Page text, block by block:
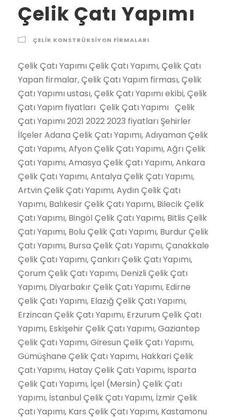
Çelik Çatı Yapımı
ÇELIK KONSTRÜKSIYON FIRMALARI
Çelik Çatı Yapımı Çelik Çatı Yapımı, Çelik Çatı Yapan firmalar, Çelik Çatı Yapım firması, Çelik Çatı Yapımı ustası, Çelik Çatı Yapımı ekibi, Çelik Çatı Yapım fiyatları Çelik Çatı Yapımı Çelik Çatı Yapımı 2021 2022 2023 fiyatları Şehirler İlçeler Adana Çelik Çatı Yapımı, Adıyaman Çelik Çatı Yapımı, Afyon Çelik Çatı Yapımı, Ağrı Çelik Çatı Yapımı, Amasya Çelik Çatı Yapımı, Ankara Çelik Çatı Yapımı, Antalya Çelik Çatı Yapımı, Artvin Çelik Çatı Yapımı, Aydın Çelik Çatı Yapımı, Balıkesir Çelik Çatı Yapımı, Bilecik Çelik Çatı Yapımı, Bingöl Çelik Çatı Yapımı, Bitlis Çelik Çatı Yapımı, Bolu Çelik Çatı Yapımı, Burdur Çelik Çatı Yapımı, Bursa Çelik Çatı Yapımı, Çanakkale Çelik Çatı Yapımı, Çankırı Çelik Çatı Yapımı, Çorum Çelik Çatı Yapımı, Denizli Çelik Çatı Yapımı, Diyarbakır Çelik Çatı Yapımı, Edirne Çelik Çatı Yapımı, Elazığ Çelik Çatı Yapımı, Erzincan Çelik Çatı Yapımı, Erzurum Çelik Çatı Yapımı, Eskişehir Çelik Çatı Yapımı, Gaziantep Çelik Çatı Yapımı, Giresun Çelik Çatı Yapımı, Gümüşhane Çelik Çatı Yapımı, Hakkari Çelik Çatı Yapımı, Hatay Çelik Çatı Yapımı, Isparta Çelik Çatı Yapımı, İçel (Mersin) Çelik Çatı Yapımı, İstanbul Çelik Çatı Yapımı, İzmir Çelik Çatı Yapımı, Kars Çelik Çatı Yapımı, Kastamonu Çelik Çatı Yapımı, Kayseri Çelik Çatı Yapımı, Kırklareli Çelik Çatı Yapımı, Kırşehir Çelik Çatı Yapımı, Kocaeli Çelik Çatı Yapımı, Konya Çelik Çatı Yapımı, Kütahya Çelik Çatı Yapımı, Malatya Çelik Çatı Yapımı, Manisa Çelik Çatı Yapımı, K.maraş Çelik Çatı Yapımı, Mardin Çelik Çatı Yapımı, Muğla Çelik Çatı Yapımı, Muş Çelik Çatı Yapımı, Nevşehir Çelik Çatı Yapımı, Niğde Çelik Çatı Yapımı, Ordu Çelik Çatı Yapımı, Rize Çelik Çatı Yapımı, Sakarya Çelik Çatı Yapımı, Samsun Çelik Çatı Yapımı, Siirt Çelik Çatı Yapımı, Sinop Çelik Çatı Yapımı, Sivas Çelik Çatı Yapımı, Tekirdağ Çelik Çatı Yapımı, Tokat Çelik Çatı Yapımı, Trabzon Çelik Çatı Yapımı, Tunceli Çelik Çatı Yapımı, Şanlıurfa Çelik Çatı Yapımı, Uşak Çelik Çatı Yapımı, Van Çelik Çatı Yapımı, Yozgat Çelik Çatı Yapımı, Zonguldak Çelik Çatı Yapımı, Aksaray Çelik Çatı Yapımı, Bayburt Çelik Çatı Yapımı, Karaman Çelik Çatı Yapımı, Kırıkkale Çelik Çatı Yapımı, Batman Çelik Çatı Yapımı, Şırnak Çelik Çatı Yapımı, Bartın Çelik Çatı Yapımı, Ardahan Çelik Çatı Yapımı, Iğdır Çelik Çatı Yapımı, Yalova Çelik Çatı Yapımı, Karabük Çelik Çatı Yapımı, Kilis Çelik Çatı Yapımı, Osmaniye Çelik Çatı Yapımı,Düzce Çelik Çatı Yapımı, İbradı Çelik Çatı Yapımı, Kaş Çelik Çatı Yapımı, Kemer / Antalya Çelik Çatı Yapımı, Kepez Çelik Çatı Yapımı, Konyaaltı Çelik Çatı Yapımı, Korkuteli Çelik Çatı Yapımı, Gündoğmuş Çelik Çatı Yapımı, Alpu Çelik Çatı Yapımı, Beylikova Çelik Çatı Yapımı, Çifteler Çelik Çatı Yapımı, Günyüzü Çelik Çatı Yapımı, Han Çelik Çatı Yapımı, İnönü Çelik Çatı Yapımı, Mahmudiye Çelik Çatı Yapımı, Mihalgazi Çelik Çatı Yapımı, Mihalıççık Çelik Çatı Yapımı, Odunpazarı Çelik Çatı Yapımı, Sarıcakaya Çelik Çatı Yapımı, Seyitgazi Çelik Çatı Yapımı, Sivrihisar Çelik Çatı Yapımı, Tepebaşı Çelik Çatı Yapımı, Araban Çelik Çatı Yapımı, İslahiye Çelik Çatı Yapımı, Karkamış Çelik Çatı Yapımı, Nizip Çelik Çatı Yapımı, Nurdağı Çelik Çatı Yapımı, Oğuzeli Çelik Çatı Yapımı, Şahinbey Çelik Çatı Yapımı, Şehitkamil Çelik Çatı Yapımı, Yavuzeli Çelik Çatı Yapımı, Alucra Çelik Çatı Yapımı, Bulancak Çelik Çatı Yapımı, Çamoluk Çelik Çatı Yapımı, Çanakçı Çelik Çatı Yapımı, Dereli Çelik Çatı Yapımı, Doğankent Çelik Çatı Yapımı, Espiye Çelik Çatı Yapımı, Eynesil Çelik Çatı Yapımı, Giresun Merkez Çelik Çatı Yapımı, Görele Çelik Çatı Yapımı, Güce Çelik Çatı Yapımı, Keşap Çelik Çatı Yapımı, Piraziz Çelik Çatı Yapımı, Şebinkarahisar Çelik Çatı Yapımı, Tirebolu Çelik Çatı Yapımı, Yağlıdere Çelik Çatı Yapımı, Gümüşhane Merkez Çelik Çatı Yapımı, Kelkit Çelik Çatı Yapımı, Köse Çelik Çatı Yapımı, Kürtün Çelik Çatı Yapımı, Şiran Çelik Çatı Yapımı, Torul Çelik Çatı Yapımı, Çukurca Çelik Çatı Yapımı, Hakkari Merkez Çelik Çatı Yapımı, Şemdinli Çelik Çatı Yapımı, Yüksekova Çelik Çatı Yapımı, Altınözü Çelik Çatı Yapımı, Belen Çelik Çatı Yapımı, Dörtyol Çelik Çatı Yapımı, Erzin Çelik Çatı Yapımı, Hassa Çelik Çatı Yapımı, Hatay Merkez Çelik Çatı Yapımı, İskenderun Çelik Çatı Yapımı, Kırıkhan Çelik Çatı Yapımı, Kumlu Çelik Çatı Yapımı, Reyhanlı Çelik Çatı Yapımı, Samandağ Çelik Çatı Yapımı, Yayladağı Çelik Çatı Yapımı, Aksu / Isparta Çelik Çatı Yapımı, Atabey Çelik Çatı Yapımı, Eğirdir Çelik Çatı Yapımı, Gelendost Çelik Çatı Yapımı, Gönen / Isparta Çelik Çatı Yapımı, Isparta Merkez Çelik Çatı Yapımı, Keçiborlu Çelik Çatı Yapımı, Senirkent Çelik Çatı Yapımı, Sütçüler Çelik Çatı Yapımı, Şarkikaraağaç Çelik Çatı Yapımı, Uluborlu Çelik Çatı Yapımı, Yalvaç Çelik Çatı Yapımı, Yenişarbademli Çelik Çatı Yapımı, Akdeniz Çelik Çatı Yapımı, Anamur Çelik Çatı Yapımı, Aydıncık / Mersin Çelik Çatı Yapımı, Bafra Çelik Çatı Yapımı, Canik Çelik Çatı Yapımı, Çarşamba Çelik Çatı Yapımı, Havza Çelik Çatı Yapımı, İlkadım Çelik Çatı Yapımı, Kavak Çelik Çatı Yapımı, Ladik Çelik Çatı Yapımı, Ondokuzmayıs Çelik Çatı Yapımı, Salıpazarı Çelik Çatı Yapımı, Tekkeköy Çelik Çatı Yapımı, Terme Çelik Çatı Yapımı, Vezirköprü Çelik Çatı Yapımı, Yakakent Çelik Çatı Yapımı, Aydınlar Çelik Çatı Yapımı, Baykan Çelik Çatı Yapımı, Eruh Çelik Çatı Yapımı, Kurtalan Çelik Çatı Yapımı, Pervari Çelik Çatı Yapımı, Siirt Merkez Çelik Çatı Yapımı, Şirvan Çelik Çatı Yapımı, Ayancık Çelik Çatı Yapımı, Boyabat Çelik Çatı Yapımı, Dikmen Çelik Çatı Yapımı, Durağan Çelik Çatı Yapımı, Erfelek Çelik Çatı Yapımı, Gerze Çelik Çatı Yapımı, Saraydüzü Çelik Çatı Yapımı, Sinop Merkez Çelik Çatı Yapımı, Türkeli Çelik Çatı Yapımı, Akıncılar Çelik Çatı Yapımı, Altınyayla / Sivas Çelik Çatı Yapımı, Divriği Çelik Çatı Yapımı, Doğanşar Çelik Çatı Yapımı, Gemerek Çelik Çatı Yapımı, Gölova Çelik Çatı Yapımı, Gürün Çelik Çatı Yapımı, Hafik Çelik Çatı Yapımı, İmranlı Çelik Çatı Yapımı, Kangal Çelik Çatı Yapımı, Koyulhisar Çelik Çatı Yapımı, Sivas Merkez Çelik Çatı Yapımı, Suşehri Çelik Çatı Yapımı, Şarkışla Çelik Çatı Yapımı, Ulaş Çelik Çatı Yapımı, Yıldızeli Çelik Çatı Yapımı, Zara Çelik Çatı Yapımı, Çerkezköy Çelik Çatı Yapımı, Çorlu Çelik Çatı Yapımı, Hayrabolu Çelik Çatı Yapımı, Malkara Çelik Çatı Yapımı, Marmaraereğlisi Çelik Çatı Yapımı, Muratlı Çelik Çatı Yapımı, Saray / Tekirdağ Çelik Çatı Yapımı, Şarköy Çelik Çatı Yapımı, Tekirdağ Merkez Çelik Çatı Yapımı, Almus Çelik Çatı Yapımı, Artova Çelik Çatı Yapımı, Başçiftlik Çelik Çatı Yapımı, Erbaa Çelik Çatı Yapımı, Niksar Çelik Çatı Yapımı, Pazar / Tokat Çelik Çatı Yapımı, Reşadiye Çelik Çatı Yapımı, Sulusaray Çelik Çatı Yapımı, Tokat Merkez Çelik Çatı Yapımı, Turhal Çelik Çatı Yapımı, Siyahyurt / Tokat Çelik Çatı Yapımı, Zile Çelik Çatı Yapımı, Akçaabat Çelik Çatı Yapımı, Araklı Çelik Çatı Yapımı, Arsin Çelik Çatı Yapımı, Beşikdüzü Çelik Çatı Yapımı, Çarşıbaşı Çelik Çatı Yapımı, Çaykara Çelik Çatı Yapımı, Dernekpazarı Çelik Çatı Yapımı, Düzköy Çelik Çatı Yapımı, Hayrat Çelik Çatı Yapımı, Köprübaşı / Trabzon Çelik Çatı Yapımı, Maçka Çelik Çatı Yapımı, Of Çelik Çatı Yapımı, Sürmene Çelik Çatı Yapımı, Şalpazarı Çelik Çatı Yapımı, Tonya Çelik Çatı Yapımı, Trabzon Merkez Çelik Çatı Yapımı, Vakfıkebir Çelik Çatı Yapımı, Yomra Çelik Çatı Yapımı, Çemişgezek Çelik Çatı Yapımı, Hozat Çelik Çatı Yapımı, Mazgirt Çelik Çatı Yapımı, Nazımiye Çelik Çatı Yapımı, Ovacık / Tunceli Çelik Çatı Yapımı, Pertek Çelik Çatı Yapımı, Pülümür Çelik Çatı Yapımı, Tunceli Merkez Çelik Çatı Yapımı, Akçakale Çelik Çatı Yapımı, Birecik Çelik Çatı Yapımı, Bozova Çelik Çatı Yapımı, Ceylanpınar Çelik Çatı Yapımı, Halfeti Çelik Çatı Yapımı, Harran Çelik Çatı Yapımı, Hilvan Çelik Çatı Yapımı, Siverek Çelik Çatı Yapımı, Suruç Çelik Çatı Yapımı, Şanlıurfa Merkez Çelik Çatı Yapımı, Viranşehir Çelik Çatı Yapımı, Banaz Çelik Çatı Yapımı, Eşme Çelik Çatı Yapımı, Karahallı Çelik Çatı Yapımı, Sivaslı Çelik Çatı Yapımı, Ulubey / Uşak Çelik Çatı Yapımı, Uşak Merkez Çelik Çatı Yapımı, Bahçesaray Çelik Çatı Yapımı, Başkale Çelik Çatı Yapımı, Çaldıran Çelik Çatı Yapımı, Çatak Çelik Çatı Yapımı, Edremit / Van Çelik Çatı Yapımı, Erciş Çelik Çatı Yapımı, Gevaş Çelik Çatı Yapımı, Gürpınar Çelik Çatı Yapımı, Muradiye Çelik Çatı Yapımı, Özalp Çelik Çatı Yapımı, Saray / Van Çelik Çatı Yapımı, Van Merkez Çelik Çatı Yapımı, Akdağmadeni Çelik Çatı Yapımı, Aydıncık / Yozgat Çelik Çatı Yapımı, Boğazlıyan Çelik Çatı Yapımı, Çandır Çelik Çatı Yapımı, Çayıralan Çelik Çatı Yapımı, Çekerek Çelik Çatı Yapımı, Kadışehri Çelik Çatı Yapımı, Saraykent Çelik Çatı Yapımı, Sarıkaya Çelik Çatı Yapımı, Sorgun Çelik Çatı Yapımı, Şefaatli Çelik Çatı Yapımı, Yenifakılı Çelik Çatı Yapımı, Yerköy Çelik Çatı Yapımı, Yozgat Merkez Çelik Çatı Yapımı, Alaplı Çelik Çatı Yapımı, Çaycuma Çelik Çatı Yapımı, Devrek Çelik Çatı Yapımı, Ereğli / Zonguldak Çelik Çatı Yapımı, Gökçebey Çelik Çatı Yapımı, Zonguldak Merkez Çelik Çatı Yapımı, Ağaçören Çelik Çatı Yapımı, Aksaray Merkez Çelik Çatı Yapımı, Eskil Çelik Çatı Yapımı, Gülağaç Çelik Çatı Yapımı, Güzelyurt Çelik Çatı Yapımı, Ortaköy Çelik Çatı Yapımı, Sarıyahşi Çelik Çatı Yapımı, Aydıntepe Çelik Çatı Yapımı, Bayburt Merkez Çelik Çatı Yapımı, Demirözü Çelik Çatı Yapımı, Ayrancı Çelik Çatı Yapımı, Başyayla Çelik Çatı Yapımı, Ermenek Çelik Çatı Yapımı, Karaman Merkez Çelik Çatı Yapımı, Kazımkarabekir Çelik Çatı Yapımı, Sarıveliler Çelik Çatı Yapımı, Bahşili Çelik Çatı Yapımı, Balışeyh Çelik Çatı Yapımı, Çelebi Çelik Çatı Yapımı, Delice Çelik Çatı Yapımı, Karakeçili Çelik Çatı Yapımı, Keskin Çelik Çatı Yapımı, Kırıkkale Merkez Çelik Çatı Yapımı, Sulakyurt Çelik Çatı Yapımı, Yahşihan Çelik Çatı Yapımı, Batman Merkez Çelik Çatı Yapımı, Beşiri Çelik Çatı Yapımı, Gercüş Çelik Çatı Yapımı, Hasankeyf Çelik Çatı Yapımı, Kozluk Çelik Çatı Yapımı, Sason Çelik Çatı Yapımı, Beytüşşebap Çelik Çatı Yapımı, Cizre Çelik Çatı Yapımı, Güçlükonak Çelik Çatı Yapımı, İdil Çelik Çatı Yapımı, Silopi Çelik Çatı Yapımı, Şırnak Merkez Çelik Çatı Yapımı, Uludere Çelik Çatı Yapımı, Amasra Çelik Çatı Yapımı, Bartın Merkez Çelik Çatı Yapımı, Kurucaşile Çelik Çatı Yapımı, Ulus Çelik Çatı Yapımı, Ardahan Merkez Çelik